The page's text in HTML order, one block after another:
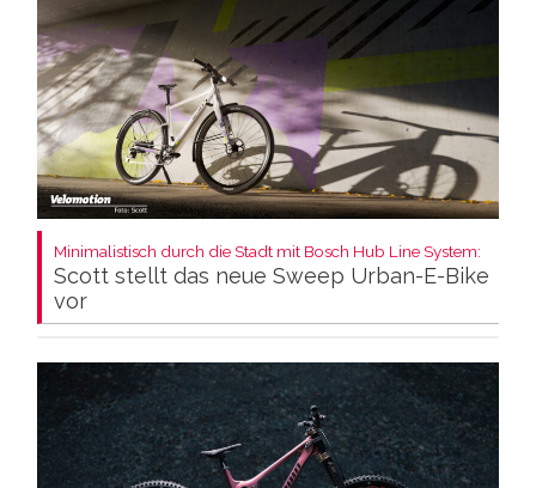
Minimalistisch durch die Stadt mit Bosch Hub Line System:
Scott stellt das neue Sweep Urban-E-Bike
vor